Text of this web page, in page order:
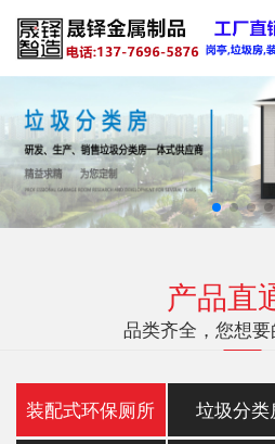
产品直
品类齐全，您想
装配式环保厕所 垃圾分类